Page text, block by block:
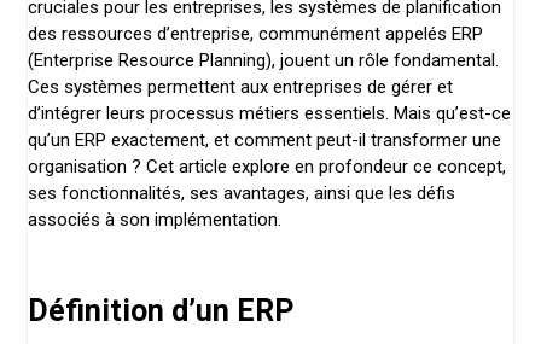
cruciales pour les entreprises, les systèmes de planification
des ressources d’entreprise, communément appelés ERP
(Enterprise Resource Planning), jouent un rôle fondamental.
Ces systèmes permettent aux entreprises de gérer et
d’intégrer leurs processus métiers essentiels. Mais qu’est-ce
qu’un ERP exactement, et comment peut-il transformer une
organisation ? Cet article explore en profondeur ce concept,
ses fonctionnalités, ses avantages, ainsi que les défis
associés à son implémentation.
Définition d’un ERP